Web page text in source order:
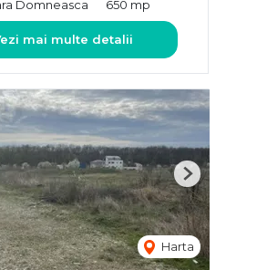
Domneasca 650 mp
mai multe detalii
Harta
Next